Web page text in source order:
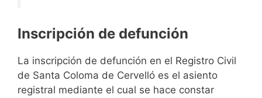
Inscripción de defunción
La inscripción de defunción en el Registro Civil
de Santa Coloma de Cervelló es el asiento
registral mediante el cual se hace constar